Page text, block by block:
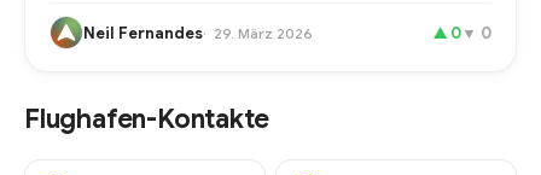
Neil Fernandes 29. März 2026 ▲ 0▼ 0
Flughafen-Kontakte